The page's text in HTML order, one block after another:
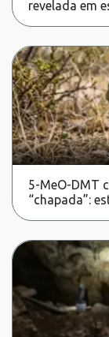
revelada em
5-MeO-DMT
“chapada”: